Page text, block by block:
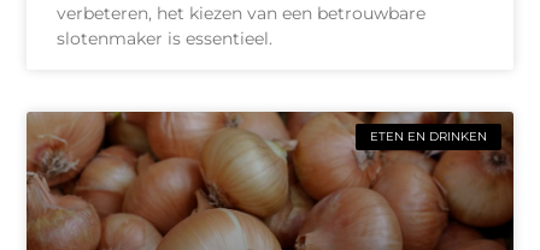
verbeteren, het kiezen van een betrouwbare
slotenmaker is essentieel.
ETEN EN DRINKEN